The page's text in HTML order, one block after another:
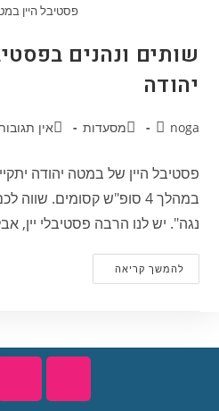
פסטיבל היין
שותים ונהנים
יהודה
noga מסעדות אין
במהלך 4 סופ"ש קסומים.
נגה". יש לנו הרבה פסטיבלי יין,
להמשך קריאה